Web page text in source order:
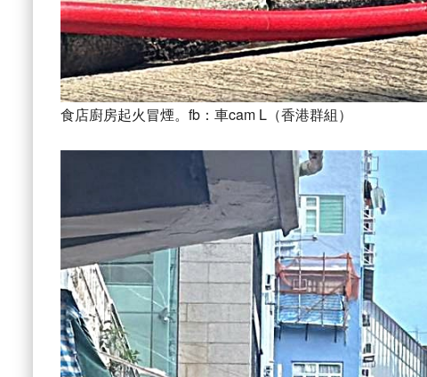
食店廚房起火冒煙。fb：車cam L（香港群組）